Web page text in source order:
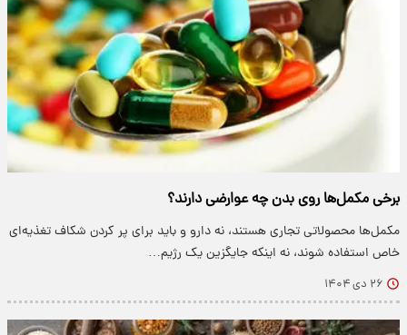
برخی مکمل‌ها روی بدن چه عوارضی دارند؟
مکمل‌ها محصولاتی تجاری‌ هستند، نه دارو و باید برای پر کردن شکاف تغذیه‌ای
خاص استفاده شوند، نه اینکه جایگزین یک رژیم…
۲۶ دی ۱۴۰۴